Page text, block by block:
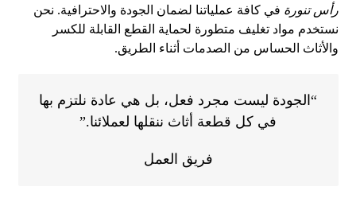
رأس تنورة في كافة عملياتنا لضمان الجودة والاحترافية. نحن
نستخدم مواد تغليف متطورة لحماية القطع القابلة للكسر
والأثاث الحساس من الصدمات أثناء الطريق.
“الجودة ليست مجرد فعل، بل هي عادة نلتزم بها
في كل قطعة أثاث ننقلها لعملائنا.”
فريق العمل